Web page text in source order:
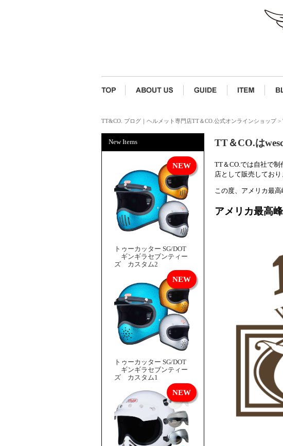
TT&CO. ブログ｜ヘルメット専門店TT＆CO.公式オンラインショップ>
New Items
トゥーカッター SG/DOT
ギンギラセブンティー
ズ カスタム2
トゥーカッター SG/DOT
ギンギラセブンティー
ズ カスタム1
TT＆CO.は
TT＆CO.では自社で
店として販売しており
この度、アメリカ最
アメリカ最高